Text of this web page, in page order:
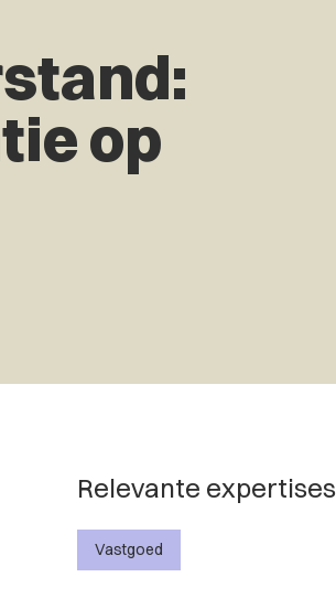
op
Relevante expertises
Vastgoed